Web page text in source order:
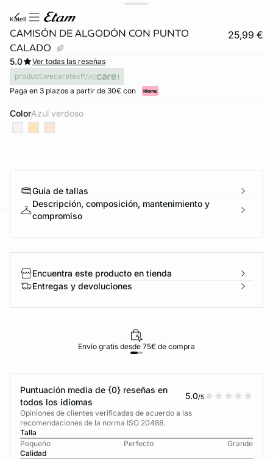
katell
CAMISÓN DE ALGODÓN CON PUNTO
CALADO
25,99 €
5.0
Ver todas las reseñas
product.wecaretext
Paga en 3 plazos a partir de 30€ con
Color azul verdoso
Guía de tallas
Descripción, composición, mantenimiento y
compromiso
Encuentra este producto en tienda
Entregas y devoluciones
Envío gratis desde 75€ de compra
Puntuación media de {0} reseñas en
todos los idiomas
5.0/5
Opiniones de clientes verificadas de acuerdo a las
recomendaciones de la norma ISO 20488.
Talla
Pequeño
Perfecto
Grande
Calidad